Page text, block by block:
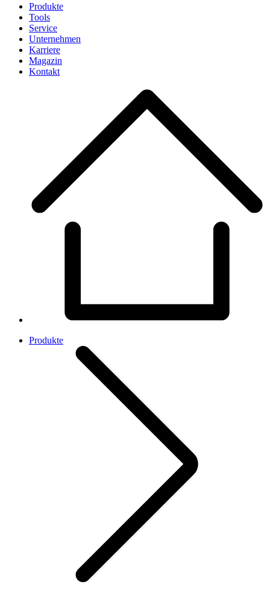
Produkte
Tools
Service
Unternehmen
Karriere
Magazin
Kontakt
Produkte